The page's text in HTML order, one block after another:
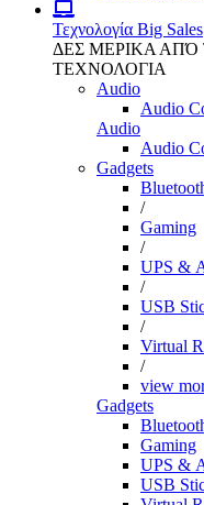
Τεχνολογία Big Sales
ΔΕΣ ΜΕΡΙΚΑ ΑΠΌ
ΤΕΧΝΟΛΟΓΙΑ
Audio
Audio
Audio
Audio
Gadgets
/
Gaming
/
UPS &
/
USB
/
Virtual
/
view
Gadgets
Gaming
UPS &
USB